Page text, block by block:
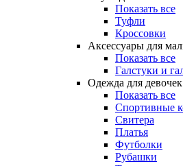
Показать все
Туфли
Кроссовки
Аксессуары для
Показать все
Галстуки и
Одежда для девочек
Показать все
Спортивные
Свитера
Платья
Футболки
Рубашки